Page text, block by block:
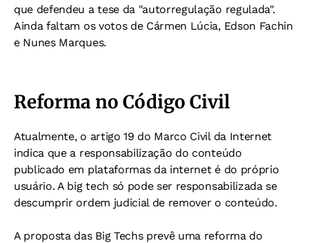
que defendeu a tese da "autorregulação regulada".
Ainda faltam os votos de Cármen Lúcia, Edson Fachin
e Nunes Marques.
Reforma no Código Civil
Atualmente, o artigo 19 do Marco Civil da Internet
indica que a responsabilização do conteúdo
publicado em plataformas da internet é do próprio
usuário. A big tech só pode ser responsabilizada se
descumprir ordem judicial de remover o conteúdo.
A proposta das Big Techs prevê uma reforma do